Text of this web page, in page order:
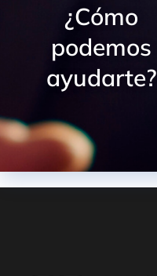
¿Cómo
podemos
ayudarte?